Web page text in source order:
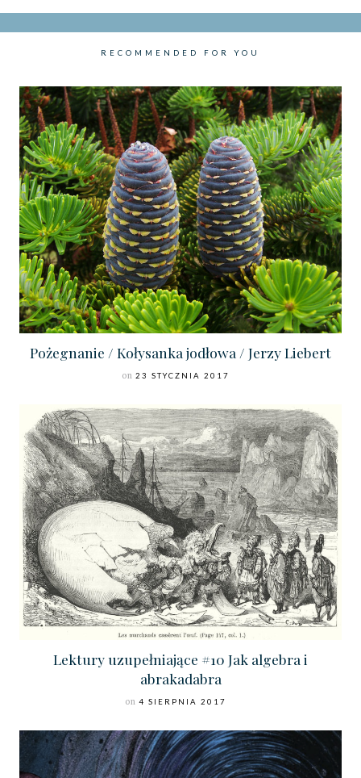
RECOMMENDED FOR YOU
Pożegnanie / Kołysanka jodłowa / Jerzy Liebert
on 23 STYCZNIA 2017
Lektury uzupełniające #10 Jak algebra i
abrakadabra
on 4 SIERPNIA 2017